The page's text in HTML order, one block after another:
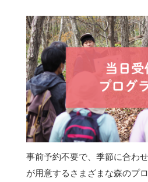
事前予約不要で、季節に合わ
が用意するさまざまな森のプ